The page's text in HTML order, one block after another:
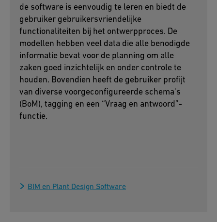
de software is eenvoudig te leren en biedt de
gebruiker gebruikersvriendelijke
functionaliteiten bij het ontwerpproces. De
modellen hebben veel data die alle benodigde
informatie bevat voor de planning om alle
zaken goed inzichtelijk en onder controle te
houden. Bovendien heeft de gebruiker profijt
van diverse voorgeconfigureerde schema's
(BoM), tagging en een “Vraag en antwoord”-
functie.
BIM en Plant Design Software